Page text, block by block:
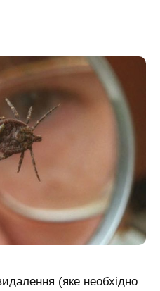
(яке необхідно